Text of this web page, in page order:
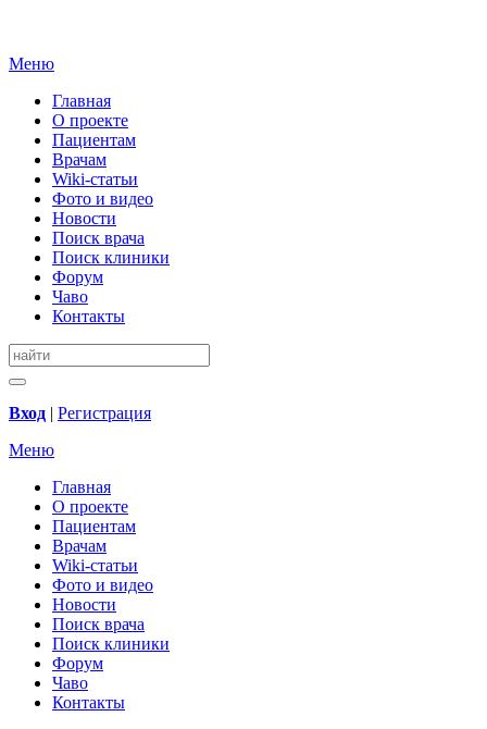
Меню
Главная
О проекте
Пациентам
Врачам
Wiki-статьи
Фото и видео
Новости
Поиск врача
Поиск клиники
Форум
Чаво
Контакты
Вход | Регистрация
Меню
Главная
О проекте
Пациентам
Врачам
Wiki-статьи
Фото и видео
Новости
Поиск врача
Поиск клиники
Форум
Чаво
Контакты